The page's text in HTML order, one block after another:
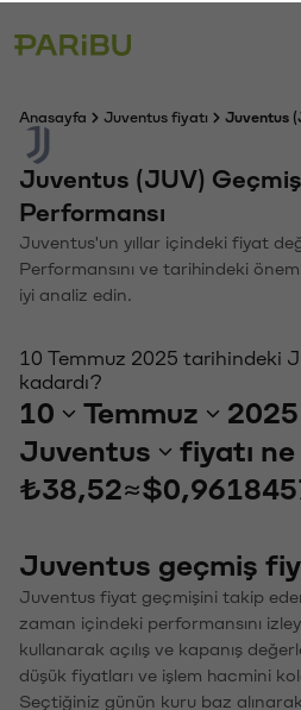
Anasayfa Juventus fiyatı Juventus
Juventus (JUV)
Performansı
Juventus'un yıllar içindeki fiyat
Performansını ve tarihindeki
iyi analiz edin.
10 Temmuz 2025 tarihindeki
kadardı?
10 Temmuz 2025
Juventus
fiyatı ne
₺38,52≈
Juventus geçmiş
Juventus fiyat geçmişini takip
zaman içindeki performansını
kullanarak açılış ve kapanış
düşük fiyatları ve işlem hacmini
Seçtiğiniz günün kuru baz